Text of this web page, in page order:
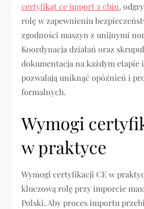
certyfikat ce import z chin,
rolę w zapewnieniu
zgodności maszyn z unijnymi
Koordynacja działań oraz
dokumentacja na każdym etapie
pozwalają uniknąć opóźnień i
formalnych.
Wymogi
w praktyce
Wymogi certyfikacji CE w
kluczową rolę przy imporcie
Polski. Aby proces importu